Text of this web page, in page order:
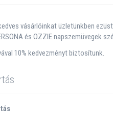
vásárlóinkat üzletünkben
és OZZIE napszemüvegek
10% kedvezményt biztosítunk.